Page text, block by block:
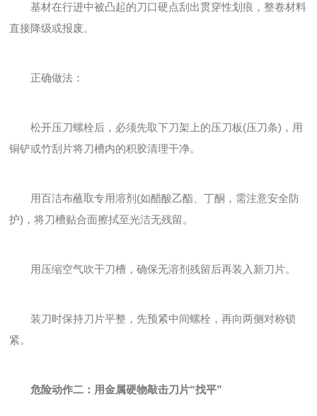
基材在行进中被凸起的刀口硬点刮出贯穿性划痕，整卷材料
直接降级或报废。
正确做法：
松开压刀螺栓后，必须先取下刀架上的压刀板(压刀条)，用
铜铲或竹刮片将刀槽内的积胶清理干净。
用百洁布蘸取专用溶剂(如醋酸乙酯、丁酮，需注意安全防
护)，将刀槽贴合面擦拭至光洁无残留。
用压缩空气吹干刀槽，确保无溶剂残留后再装入新刀片。
装刀时保持刀片平整，先预紧中间螺栓，再向两侧对称锁
紧。
危险动作二：用金属硬物敲击刀片“找平”